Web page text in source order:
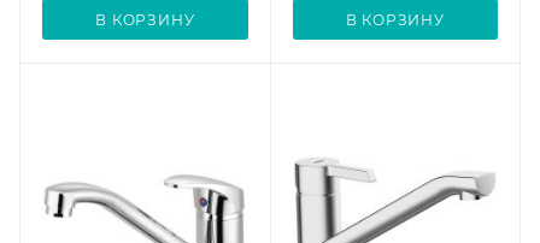
В КОРЗИНУ В КОРЗИНУ